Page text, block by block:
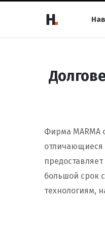
Фирма MARMA
отличающиеся
большой срок
технологиям,